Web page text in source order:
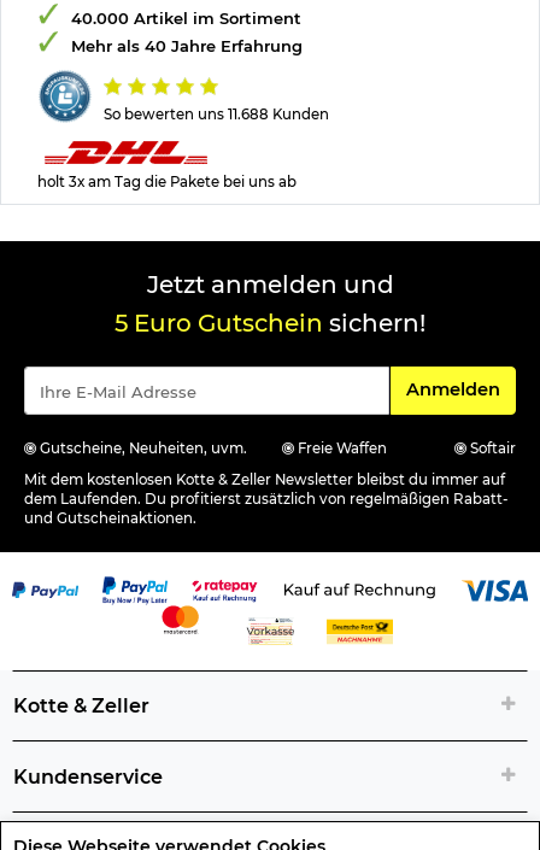
So bewerten uns 11.688 Kunden
40.000 Artikel im Sortiment
Mehr als 40 Jahre Erfahrung
holt 3x am Tag die Pakete bei uns ab
Jetzt anmelden und
5 Euro Gutschein sichern!
Für den
Anmelden
Gutscheine, Neuheiten, uvm. Freie Waffen
Softair
Mit dem kostenlosen Kotte & Zeller Newsletter bleibst du immer auf
dem Laufenden. Du profitierst zusätzlich von regelmäßigen Rabatt-
und Gutscheinaktionen.
Kotte & Zeller
Kundenservice